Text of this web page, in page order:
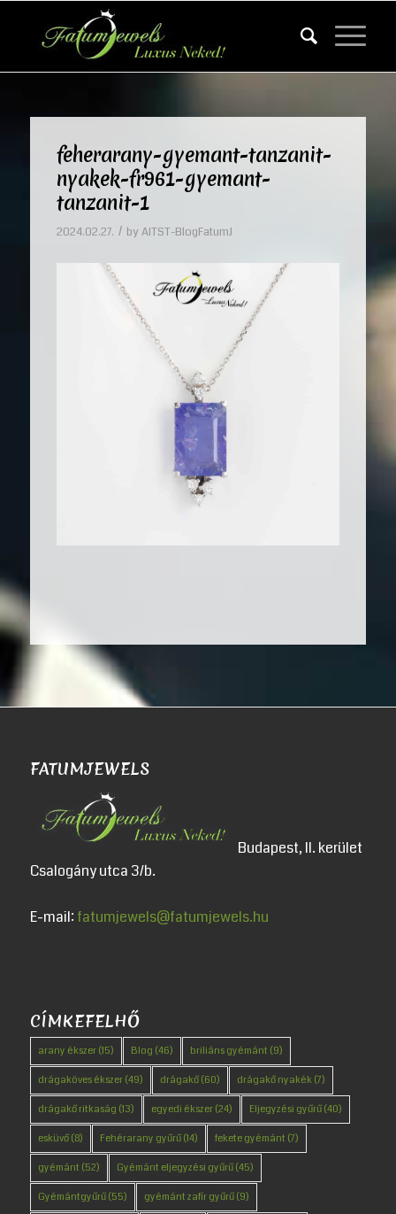
feherarany-gyemant-tanzanit-
nyakek-fr961-gyemant-
tanzanit-1
2024.02.27. / by AITST-BlogFatumJ
FATUMJEWELS
Budapest, II. kerület
Csalogány utca 3/b.
E-mail: fatumjewels@fatumjewels.hu
CÍMKEFELHŐ
arany ékszer(15) Blog (46) briliáns gyémánt (9)
drágaköves ékszer(49) drágakő(60) drágakő nyakék(7)
drágakő ritkaság (13) egyedi ékszer(24) Eljegyzési gyűrű(40)
esküvő(8) Fehérarany gyűrű(14) fekete gyémánt (7)
gyémánt (52) Gyémánt eljegyzési gyűrű(45)
Gyémántgyűrű(55) gyémánt zafír gyűrű(9)